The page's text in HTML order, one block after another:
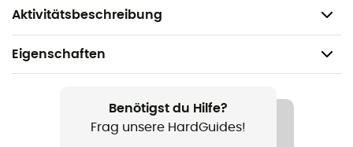
Aktivitätsbeschreibung
Zusammensetzung: 75% Schurwolle, 25% Polyamid
Eigenschaften
Ski / Skitouren / Ski / Skilanglauf
Benötigst du Hilfe?
Frag unsere HardGuides!